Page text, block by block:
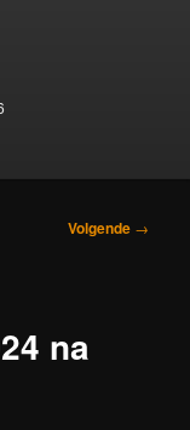
Volgende →
na